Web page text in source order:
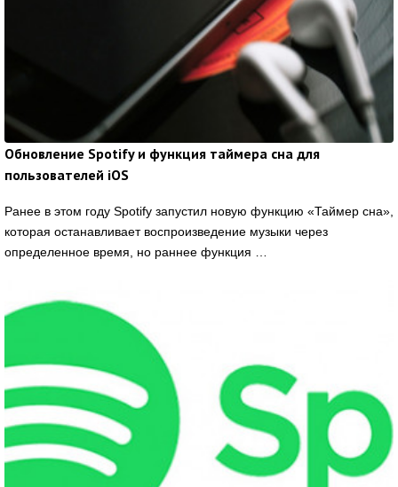
Обновление Spotify и функция таймера сна для
пользователей iOS
Ранее в этом году Spotify запустил новую функцию «Таймер сна»,
которая останавливает воспроизведение музыки через
определенное время, но раннее функция …